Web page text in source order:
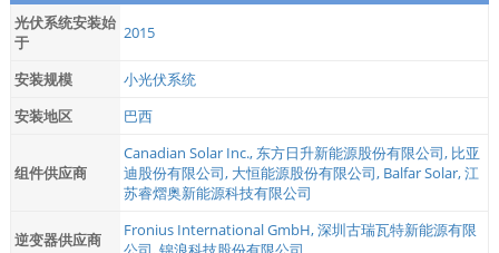
光伏系统安装始
于
2015
安装规模
小光伏系统
安装地区
巴西
组件供应商
Canadian Solar Inc., 东方日升新能源股份有限公司, 比亚
迪股份有限公司, 大恒能源股份有限公司, Balfar Solar,江
苏睿熠奥新能源科技有限公司
逆变器供应商 Fronius International GmbH,深圳古瑞瓦特新能源有限